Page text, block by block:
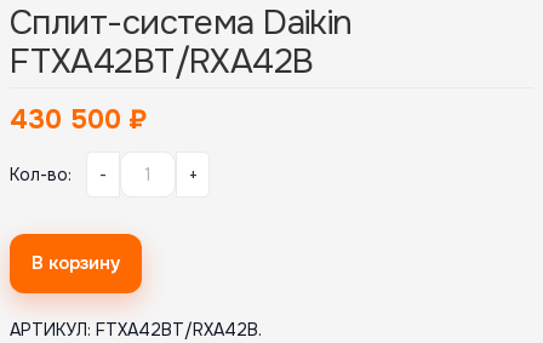
Сплит-система Daikin
FTXA42BT/RXA42B
430 500 ₽
Кол-во: - +
В корзину
АРТИКУЛ: FTXA42BT/RXA42B.